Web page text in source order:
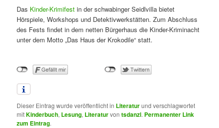
Das Kinder-Krimifestin der schwabinger Seidlvilla bietet
Hörspiele, Workshops und Detektivwerkstätten. Zum Abschluss
des Fests findet in dem netten Bürgerhaus die Kinder-Kriminacht
unter dem Motto „Das Haus der Krokodile“ statt.
Dieser Eintrag wurde veröffentlicht in Literaturund verschlagwortet
mitKinderbuch, Lesung, Literaturvontsdanzl. Permanenter Link
zum Eintrag.